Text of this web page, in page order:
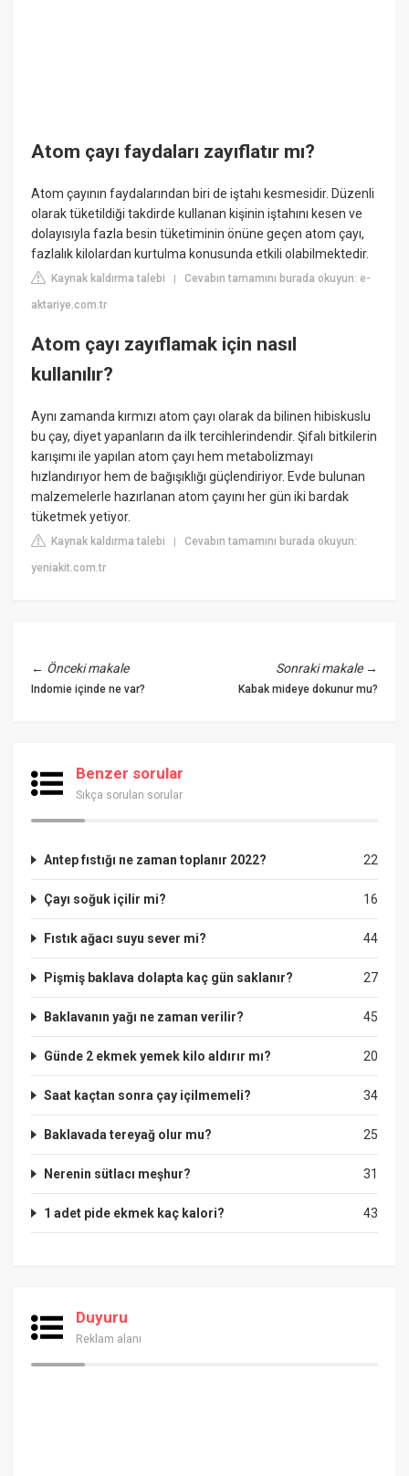
Atom çayı faydaları zayıflatır mı?
Atom çayının faydalarından biri de iştahı kesmesidir. Düzenli
olarak tüketildiği takdirde kullanan kişinin iştahını kesen ve
dolayısıyla fazla besin tüketiminin önüne geçen atom çayı,
fazlalık kilolardan kurtulma konusunda etkili olabilmektedir.
Kaynak kaldırma talebi |Cevabın tamamını burada okuyun: e-
aktariye.com.tr
Atom çayı zayıflamak için nasıl
kullanılır?
Aynı zamanda kırmızı atom çayı olarak da bilinen hibiskuslu
bu çay, diyet yapanların da ilk tercihlerindendir. Şifalı bitkilerin
karışımı ile yapılan atom çayı hem metabolizmayı
hızlandırıyor hem de bağışıklığı güçlendiriyor. Evde bulunan
malzemelerle hazırlanan atom çayını her gün iki bardak
tüketmek yetiyor.
Kaynak kaldırma talebi |Cevabın tamamını burada okuyun:
yeniakit.com.tr
← Önceki makale
Indomie içinde ne var?
Sonraki makale→
Kabak mideye dokunur mu?
Benzer sorular
Sıkça sorulan sorular
22
Antep fıstığı ne zaman toplanır 2022?
16
Çayı soğuk içilir mi?
44
Fıstık ağacı suyu sever mi?
27
Pişmiş baklava dolapta kaç gün saklanır?
45
Baklavanın yağı ne zaman verilir?
20
Günde 2 ekmek yemek kilo aldırır mı?
34
Saat kaçtan sonra çay içilmemeli?
25
Baklavada tereyağ olur mu?
31
Nerenin sütlacı meşhur?
43
1 adet pide ekmek kaç kalori?
Duyuru
Reklam alanı